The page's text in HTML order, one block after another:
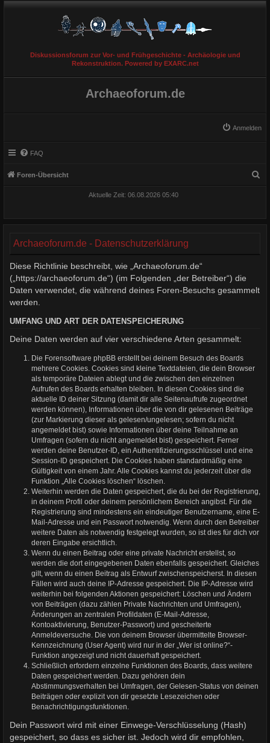
Diskussionsforum zur Vor- und Frühgeschichte - Archäologie und
Rekonstruktion. Powered by EXARC.net
Archaeoforum.de
Anmelden
FAQ
Foren-Übersicht
Aktuelle Zeit: 06.08.2026 05:40
Archaeoforum.de - Datenschutzerklärung
Diese Richtlinie beschreibt, wie „Archaeoforum.de“
(„https://archaeoforum.de“) (im Folgenden „der Betreiber“) die
Daten verwendet, die während deines Foren-Besuchs gesammelt
werden.
UMFANG UND ART DER DATENSPEICHERUNG
Deine Daten werden auf vier verschiedene Arten gesammelt:
Die Forensoftware phpBB erstellt bei deinem Besuch des Boards
mehrere Cookies. Cookies sind kleine Textdateien, die dein Browser
als temporäre Dateien ablegt und die zwischen den einzelnen
Aufrufen des Boards erhalten bleiben. In diesen Cookies sind die
aktuelle ID deiner Sitzung (damit dir alle Seitenaufrufe zugeordnet
werden können), Informationen über die von dir gelesenen Beiträge
(zur Markierung dieser als gelesen/ungelesen; sofern du nicht
angemeldet bist) sowie Informationen über deine Teilnahme an
Umfragen (sofern du nicht angemeldet bist) gespeichert. Ferner
werden deine Benutzer-ID, ein Authentifizierungsschlüssel und eine
Session-ID gespeichert. Die Cookies haben standardmäßig eine
Gültigkeit von einem Jahr. Alle Cookies kannst du jederzeit über die
Funktion „Alle Cookies löschen“ löschen.
Weiterhin werden die Daten gespeichert, die du bei der Registrierung,
in deinem Profil oder deinem persönlichem Bereich angibst. Für die
Registrierung sind mindestens ein eindeutiger Benutzername, eine E-
Mail-Adresse und ein Passwort notwendig. Wenn durch den Betreiber
weitere Daten als notwendig festgelegt wurden, so ist dies für dich vor
deren Eingabe ersichtlich.
Wenn du einen Beitrag oder eine private Nachricht erstellst, so
werden die dort eingegebenen Daten ebenfalls gespeichert. Gleiches
gilt, wenn du einen Beitrag als Entwurf zwischenspeicherst. In diesen
Fällen wird auch deine IP-Adresse gespeichert. Die IP-Adresse wird
weiterhin bei folgenden Aktionen gespeichert: Löschen und Ändern
von Beiträgen (dazu zählen Private Nachrichten und Umfragen),
Änderungen an zentralen Profildaten (E-Mail-Adresse,
Kontoaktivierung, Benutzer-Passwort) und gescheiterte
Anmeldeversuche. Die von deinem Browser übermittelte Browser-
Kennzeichnung (User Agent) wird nur in der „Wer ist online?“-
Funktion angezeigt und nicht dauerhaft gespeichert.
Schließlich erfordern einzelne Funktionen des Boards, dass weitere
Daten gespeichert werden. Dazu gehören dein
Abstimmungsverhalten bei Umfragen, der Gelesen-Status von deinen
Beiträgen oder explizit von dir gesetzte Lesezeichen oder
Benachrichtigungsfunktionen.
Dein Passwort wird mit einer Einwege-Verschlüsselung (Hash)
gespeichert, so dass es sicher ist. Jedoch wird dir empfohlen,